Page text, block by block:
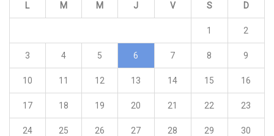
L M M J V S D
1 2
3 4 5 6 7 8 9
10 11 12 13 14 15 16
17 18 19 20 21 22 23
24 25 26 27 28 29 30